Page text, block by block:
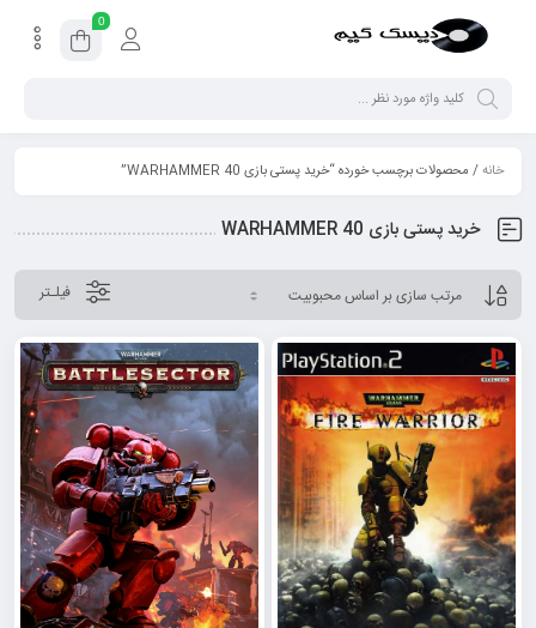
0
خانه/ محصولات برچسب خورده “خرید پستی بازی WARHAMMER 40”
خرید پستی بازی WARHAMMER 40
فیلـتر